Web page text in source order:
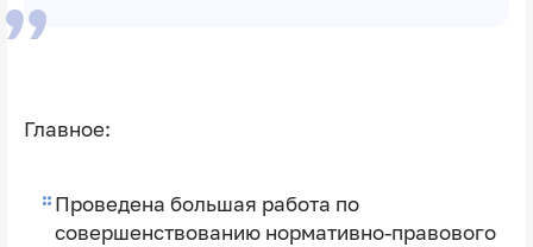
Главное:
Проведена большая работа по
совершенствованию нормативно-правового